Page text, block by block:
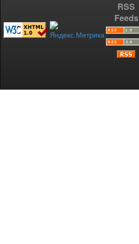
RSS
Feeds